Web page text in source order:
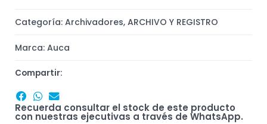
Categoría: Archivadores, ARCHIVO Y REGISTRO
Marca: Auca
Compartir:
Recuerda consultar el stock de este producto
con nuestras ejecutivas a través de WhatsApp.